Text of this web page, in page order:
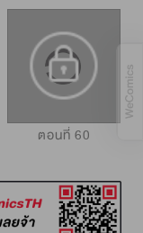
ตอนที่ 60